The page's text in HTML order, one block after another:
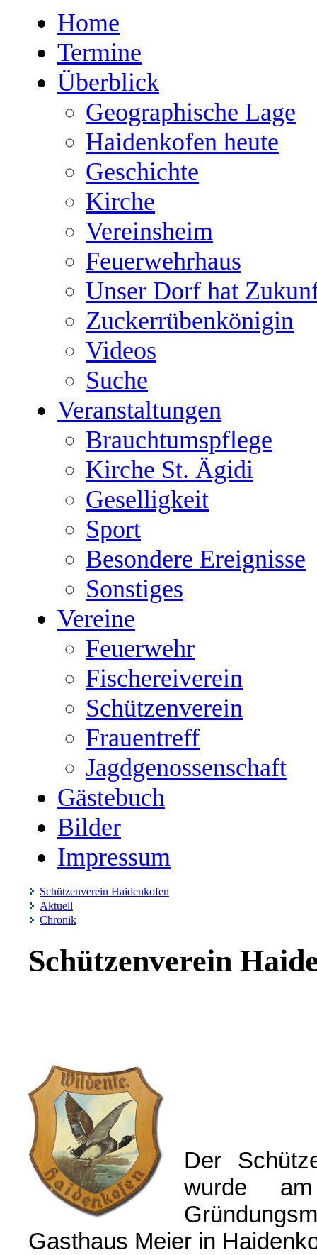
Home
Termine
Überblick
Geographische Lage
Haidenkofen heute
Geschichte
Kirche
Vereinsheim
Feuerwehrhaus
Unser Dorf hat
Zuckerrübenkönigin
Videos
Suche
Veranstaltungen
Brauchtumspflege
Kirche St. Ägidi
Geselligkeit
Sport
Besondere Ereignisse
Sonstiges
Vereine
Feuerwehr
Fischereiverein
Schützenverein
Frauentreff
Jagdgenossenschaft
Gästebuch
Bilder
Impressum
Schützenverein Haidenkofen
Aktuell
Chronik
Schützenverein
Der
wurde
Gasthaus Meier in